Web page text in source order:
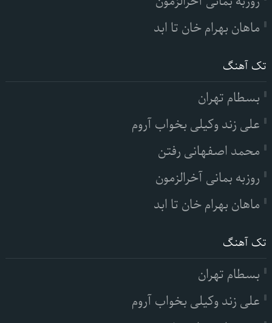
ماهان بهرام خان تا ابد
تک آهنگ
بسطام تهران
علی زند وکیلی بخواب آروم
محمد اصفهانی رفتن
روزبه بمانی آخرالزمون
ماهان بهرام خان تا ابد
تک آهنگ
بسطام تهران
علی زند وکیلی بخواب آروم